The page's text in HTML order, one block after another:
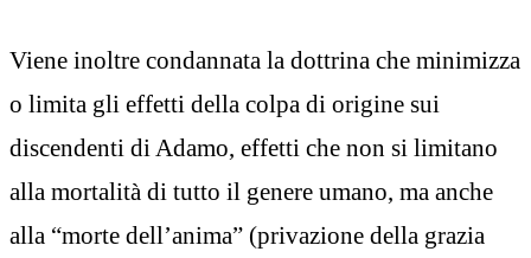
Viene inoltre condannata la dottrina che minimizza
o limita gli effetti della colpa di origine sui
discendenti di Adamo, effetti che non si limitano
alla mortalità di tutto il genere umano, ma anche
alla “morte dell’anima” (privazione della grazia